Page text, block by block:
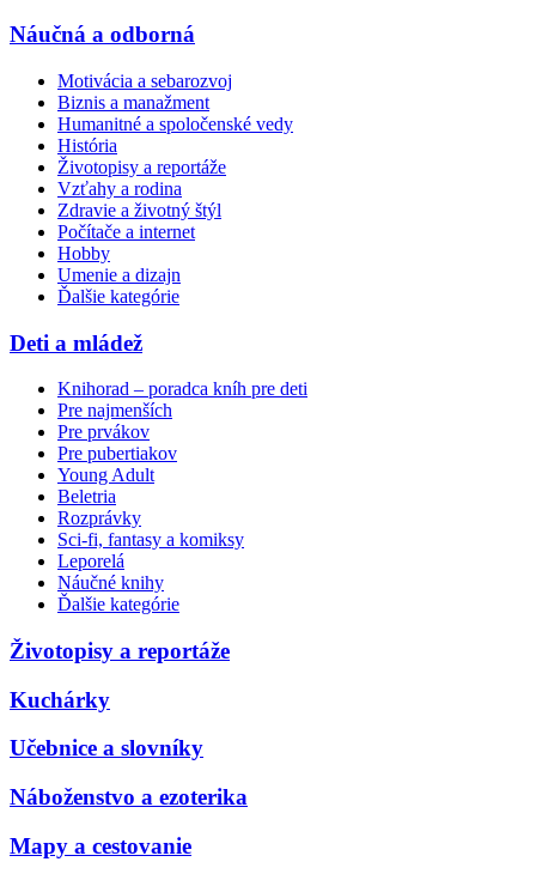
Náučná a odborná
Motivácia a sebarozvoj
Biznis a manažment
Humanitné a spoločenské vedy
História
Životopisy a reportáže
Vzťahy a rodina
Zdravie a životný štýl
Počítače a internet
Hobby
Umenie a dizajn
Ďalšie kategórie
Deti a mládež
Knihorad – poradca kníh pre deti
Pre najmenších
Pre prvákov
Pre pubertiakov
Young Adult
Beletria
Rozprávky
Sci-fi, fantasy a komiksy
Leporelá
Náučné knihy
Ďalšie kategórie
Životopisy a reportáže
Kuchárky
Učebnice a slovníky
Náboženstvo a ezoterika
Mapy a cestovanie